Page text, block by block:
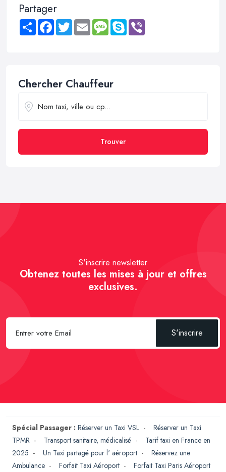
Partager
Share FacebookTwitter Email MessageSkype
Chercher Chauffeur
Trouver
S'inscrire newsletter
Obtenez toutes les mises à jour et offres
exclusives.
S'inscrire
Spécial Passager : Réserver un Taxi VSL - Réserver un Taxi
TPMR - Transport sanitaire, médicalisé - Tarif taxi en France en
2025 - Un Taxi partagé pour l' aéroport - Réservez une
Ambulance - Forfait Taxi Aéroport - Forfait Taxi Paris Aéroport